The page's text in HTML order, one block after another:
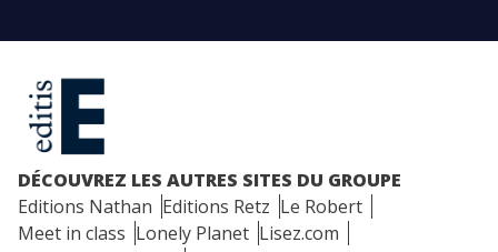
DÉCOUVREZ LES AUTRES SITES DU GROUPE
Editions Nathan Editions Retz Le Robert
Meet in class Lonely Planet Lisez.com